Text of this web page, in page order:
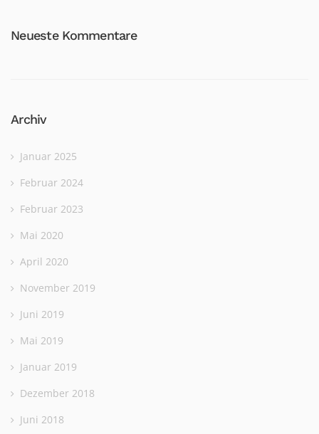
Neueste Kommentare
Archiv
Januar 2025
Februar 2024
Februar 2023
Mai 2020
April 2020
November 2019
Juni 2019
Mai 2019
Januar 2019
Dezember 2018
Juni 2018